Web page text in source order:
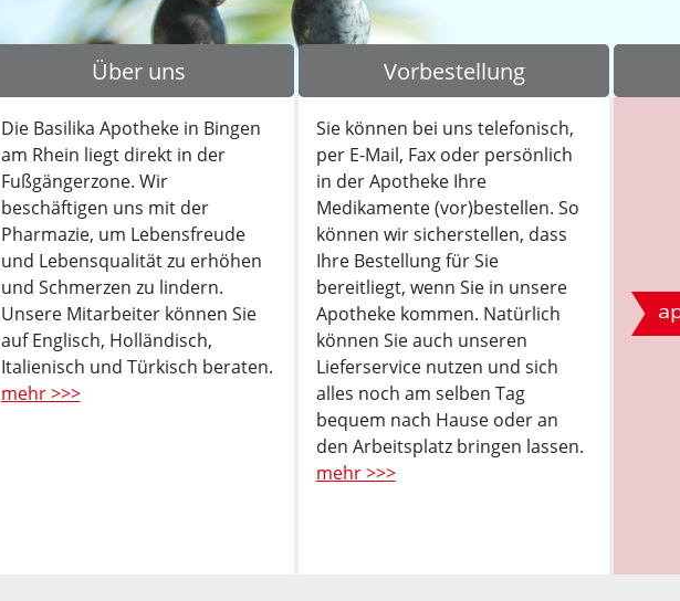
Über uns
Die Basilika Apotheke in Bingen
am Rhein liegt direkt in der
Fußgängerzone. Wir
beschäftigen uns mit der
Pharmazie, um Lebensfreude
und Lebensqualität zu erhöhen
und Schmerzen zu lindern.
Unsere Mitarbeiter können Sie
auf Englisch, Holländisch,
Italienisch und Türkisch beraten.
mehr >>>
Vorbestellung
Sie können bei uns telefonisch,
per E-Mail, Fax oder persönlich
in der Apotheke Ihre
Medikamente (vor)bestellen. So
können wir sicherstellen, dass
Ihre Bestellung für Sie
bereitliegt, wenn Sie in unsere
Apotheke kommen. Natürlich
können Sie auch unseren
Lieferservice nutzen und sich
alles noch am selben Tag
bequem nach Hause oder an
den Arbeitsplatz bringen lassen.
mehr >>>